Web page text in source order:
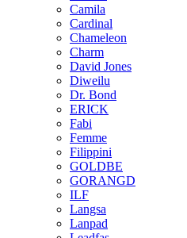
Camila
Cardinal
Chameleon
Charm
David Jones
Diweilu
Dr. Bond
ERICK
Fabi
Femme
Filippini
GOLDBE
GORANGD
ILF
Langsa
Lanpad